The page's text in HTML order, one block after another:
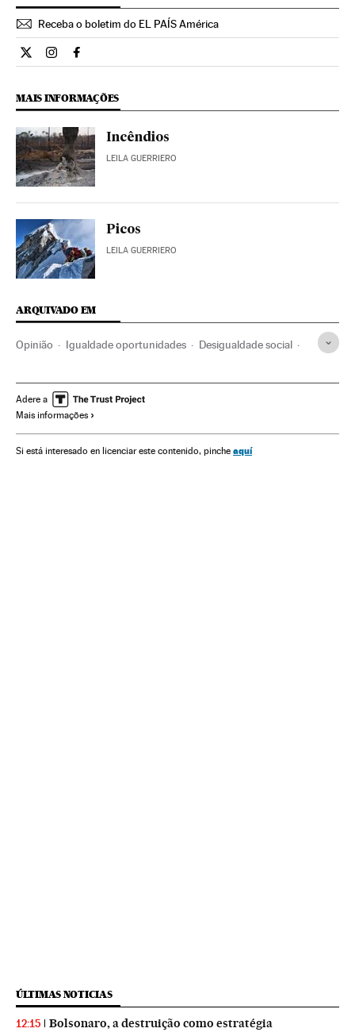
Receba o boletim do EL PAÍS América
Opiniao El País Brasil en Twitter
Opiniao El País Brasil en Instagram
Opiniao El País Brasil en Facebook
MAIS INFORMAÇÕES
Incêndios
LEILA GUERRIERO
Picos
LEILA GUERRIERO
ARQUIVADO EM
Opinião Igualdade oportunidades Desigualdade social
Relações gênero Literatura
Adere a
Mais informações
Si está interesado en licenciar este contenido, pinche aquí
ÚLTIMAS NOTICIAS
12:15 Bolsonaro, a destruição como estratégia